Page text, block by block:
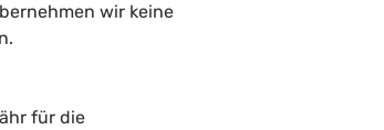
wir keine
für die